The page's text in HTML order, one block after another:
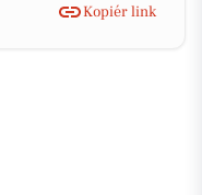
Kopiér link